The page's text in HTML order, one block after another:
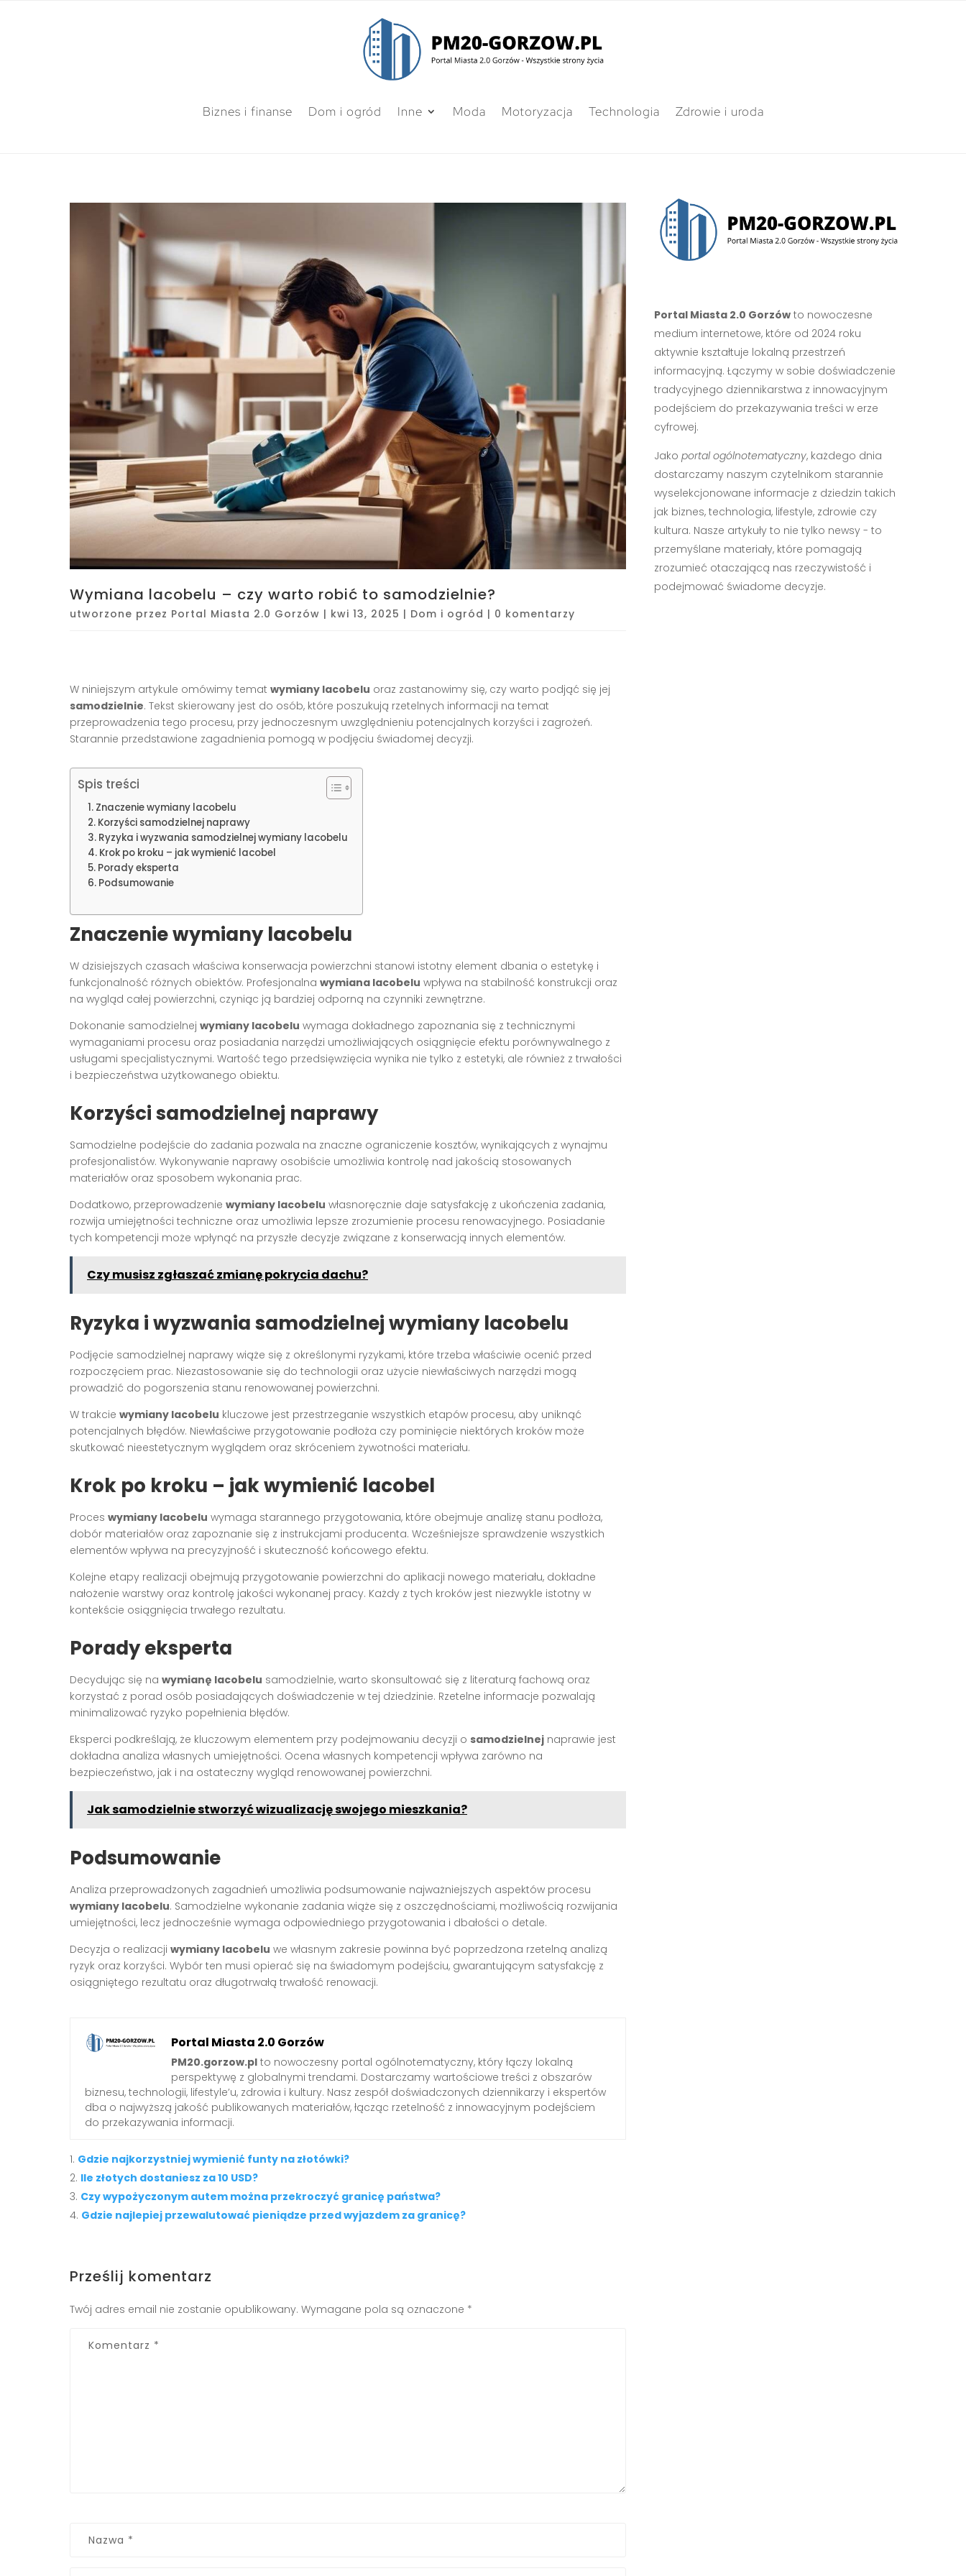
Biznes i finanse Dom i ogród Inne Moda Motoryzacja Technologia Zdrowie i uroda
Wymiana lacobelu – czy warto robić to samodzielnie?
utworzone przez Portal Miasta 2.0 Gorzów | kwi 13, 2025 | Dom i ogród | 0 komentarzy
W niniejszym artykule omówimy temat wymiany lacobelu oraz zastanowimy się, czy warto podjąć się jej
samodzielnie. Tekst skierowany jest do osób, które poszukują rzetelnych informacji na temat
przeprowadzenia tego procesu, przy jednoczesnym uwzględnieniu potencjalnych korzyści i zagrożeń.
Starannie przedstawione zagadnienia pomogą w podjęciu świadomej decyzji.
Spis treści
Znaczenie wymiany lacobelu
Korzyści samodzielnej naprawy
Ryzyka i wyzwania samodzielnej wymiany lacobelu
Krok po kroku – jak wymienić lacobel
Porady eksperta
Podsumowanie
Znaczeniewymiany lacobelu
W dzisiejszych czasach właściwa konserwacja powierzchni stanowi istotny element dbania o estetykę i
funkcjonalność różnych obiektów. Profesjonalna wymiana lacobelu wpływa na stabilność konstrukcji oraz
na wygląd całej powierzchni, czyniąc ją bardziej odporną na czynniki zewnętrzne.
Dokonanie samodzielnej wymiany lacobelu wymaga dokładnego zapoznania się z technicznymi
wymaganiami procesu oraz posiadania narzędzi umożliwiających osiągnięcie efektu porównywalnego z
usługami specjalistycznymi. Wartość tego przedsięwzięcia wynika nie tylko z estetyki, ale również z trwałości
i bezpieczeństwa użytkowanego obiektu.
Korzyścisamodzielnej naprawy
Samodzielne podejście do zadania pozwala na znaczne ograniczenie kosztów, wynikających z wynajmu
profesjonalistów. Wykonywanie naprawy osobiście umożliwia kontrolę nad jakością stosowanych
materiałów oraz sposobem wykonania prac.
Dodatkowo, przeprowadzenie wymiany lacobelu własnoręcznie daje satysfakcję z ukończenia zadania,
rozwija umiejętności techniczne oraz umożliwia lepsze zrozumienie procesu renowacyjnego. Posiadanie
tych kompetencji może wpłynąć na przyszłe decyzje związane z konserwacją innych elementów.
Czy musisz zgłaszać zmianę pokrycia dachu?
Ryzyka i wyzwaniasamodzielnejwymiany lacobelu
Podjęcie samodzielnej naprawy wiąże się z określonymi ryzykami, które trzeba właściwie ocenić przed
rozpoczęciem prac. Niezastosowanie się do technologii oraz użycie niewłaściwych narzędzi mogą
prowadzić do pogorszenia stanu renowowanej powierzchni.
W trakcie wymiany lacobelu kluczowe jest przestrzeganie wszystkich etapów procesu, aby uniknąć
potencjalnych błędów. Niewłaściwe przygotowanie podłoża czy pominięcie niektórych kroków może
skutkować nieestetycznym wyglądem oraz skróceniem żywotności materiału.
Krok po kroku – jak wymienić lacobel
Proces wymiany lacobelu wymaga starannego przygotowania, które obejmuje analizę stanu podłoża,
dobór materiałów oraz zapoznanie się z instrukcjami producenta. Wcześniejsze sprawdzenie wszystkich
elementów wpływa na precyzyjność i skuteczność końcowego efektu.
Kolejne etapy realizacji obejmują przygotowanie powierzchni do aplikacji nowego materiału, dokładne
nałożenie warstwy oraz kontrolę jakości wykonanej pracy. Każdy z tych kroków jest niezwykle istotny w
kontekście osiągnięcia trwałego rezultatu.
Porady eksperta
Decydując się na wymianę lacobelu samodzielnie, warto skonsultować się z literaturą fachową oraz
korzystać z porad osób posiadających doświadczenie w tej dziedzinie. Rzetelne informacje pozwalają
minimalizować ryzyko popełnienia błędów.
Eksperci podkreślają, że kluczowym elementem przy podejmowaniu decyzji o samodzielnej naprawie jest
dokładna analiza własnych umiejętności. Ocena własnych kompetencji wpływa zarówno na
bezpieczeństwo, jak i na ostateczny wygląd renowowanej powierzchni.
Jak samodzielnie stworzyć wizualizację swojego mieszkania?
Podsumowanie
Analiza przeprowadzonych zagadnień umożliwia podsumowanie najważniejszych aspektów procesu
wymiany lacobelu. Samodzielne wykonanie zadania wiąże się z oszczędnościami, możliwością rozwijania
umiejętności, lecz jednocześnie wymaga odpowiedniego przygotowania i dbałości o detale.
Decyzja o realizacji wymiany lacobelu we własnym zakresie powinna być poprzedzona rzetelną analizą
ryzyk oraz korzyści. Wybór ten musi opierać się na świadomym podejściu, gwarantującym satysfakcję z
osiągniętego rezultatu oraz długotrwałą trwałość renowacji.
Portal Miasta 2.0 Gorzów
PM20.gorzow.pl to nowoczesny portal ogólnotematyczny, który łączy lokalną
perspektywę z globalnymi trendami. Dostarczamy wartościowe treści z obszarów
biznesu, technologii, lifestyle’u, zdrowia i kultury. Nasz zespół doświadczonych dziennikarzy i ekspertów
dba o najwyższą jakość publikowanych materiałów, łącząc rzetelność z innowacyjnym podejściem
do przekazywania informacji.
Gdzie najkorzystniej wymienić funty na złotówki?
Ile złotych dostaniesz za 10 USD?
Czy wypożyczonym autem można przekroczyć granicę państwa?
Gdzie najlepiej przewalutować pieniądze przed wyjazdem za granicę?
Prześlij komentarz
Twój adres email nie zostanie opublikowany. Wymagane pola są oznaczone *
Portal Miasta 2.0 Gorzówto nowoczesne
medium internetowe, które od 2024 roku
aktywnie kształtuje lokalną przestrzeń
informacyjną. Łączymy w sobie doświadczenie
tradycyjnego dziennikarstwa z innowacyjnym
podejściem do przekazywania treści w erze
cyfrowej.
Jako portal ogólnotematyczny, każdego dnia
dostarczamy naszym czytelnikom starannie
wyselekcjonowane informacje z dziedzin takich
jak biznes, technologia, lifestyle, zdrowie czy
kultura. Nasze artykuły to nie tylko newsy - to
przemyślane materiały, które pomagają
zrozumieć otaczającą nas rzeczywistość i
podejmować świadome decyzje.